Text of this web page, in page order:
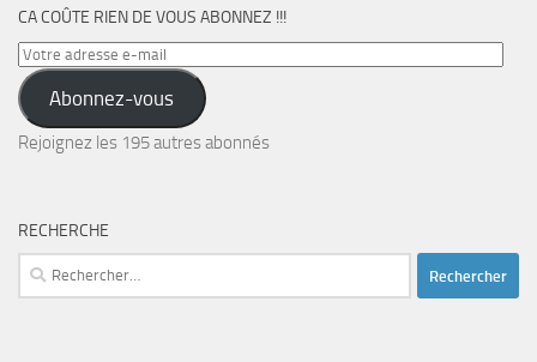
CA COÛTE RIEN DE VOUS ABONNEZ !!!
Votre
adresse
e-
mail
Abonnez-vous
Rejoignez les 195 autres abonnés
RECHERCHE
Rechercher :